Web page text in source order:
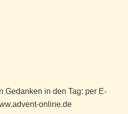
Gedanken in den Tag: per E-
online.de